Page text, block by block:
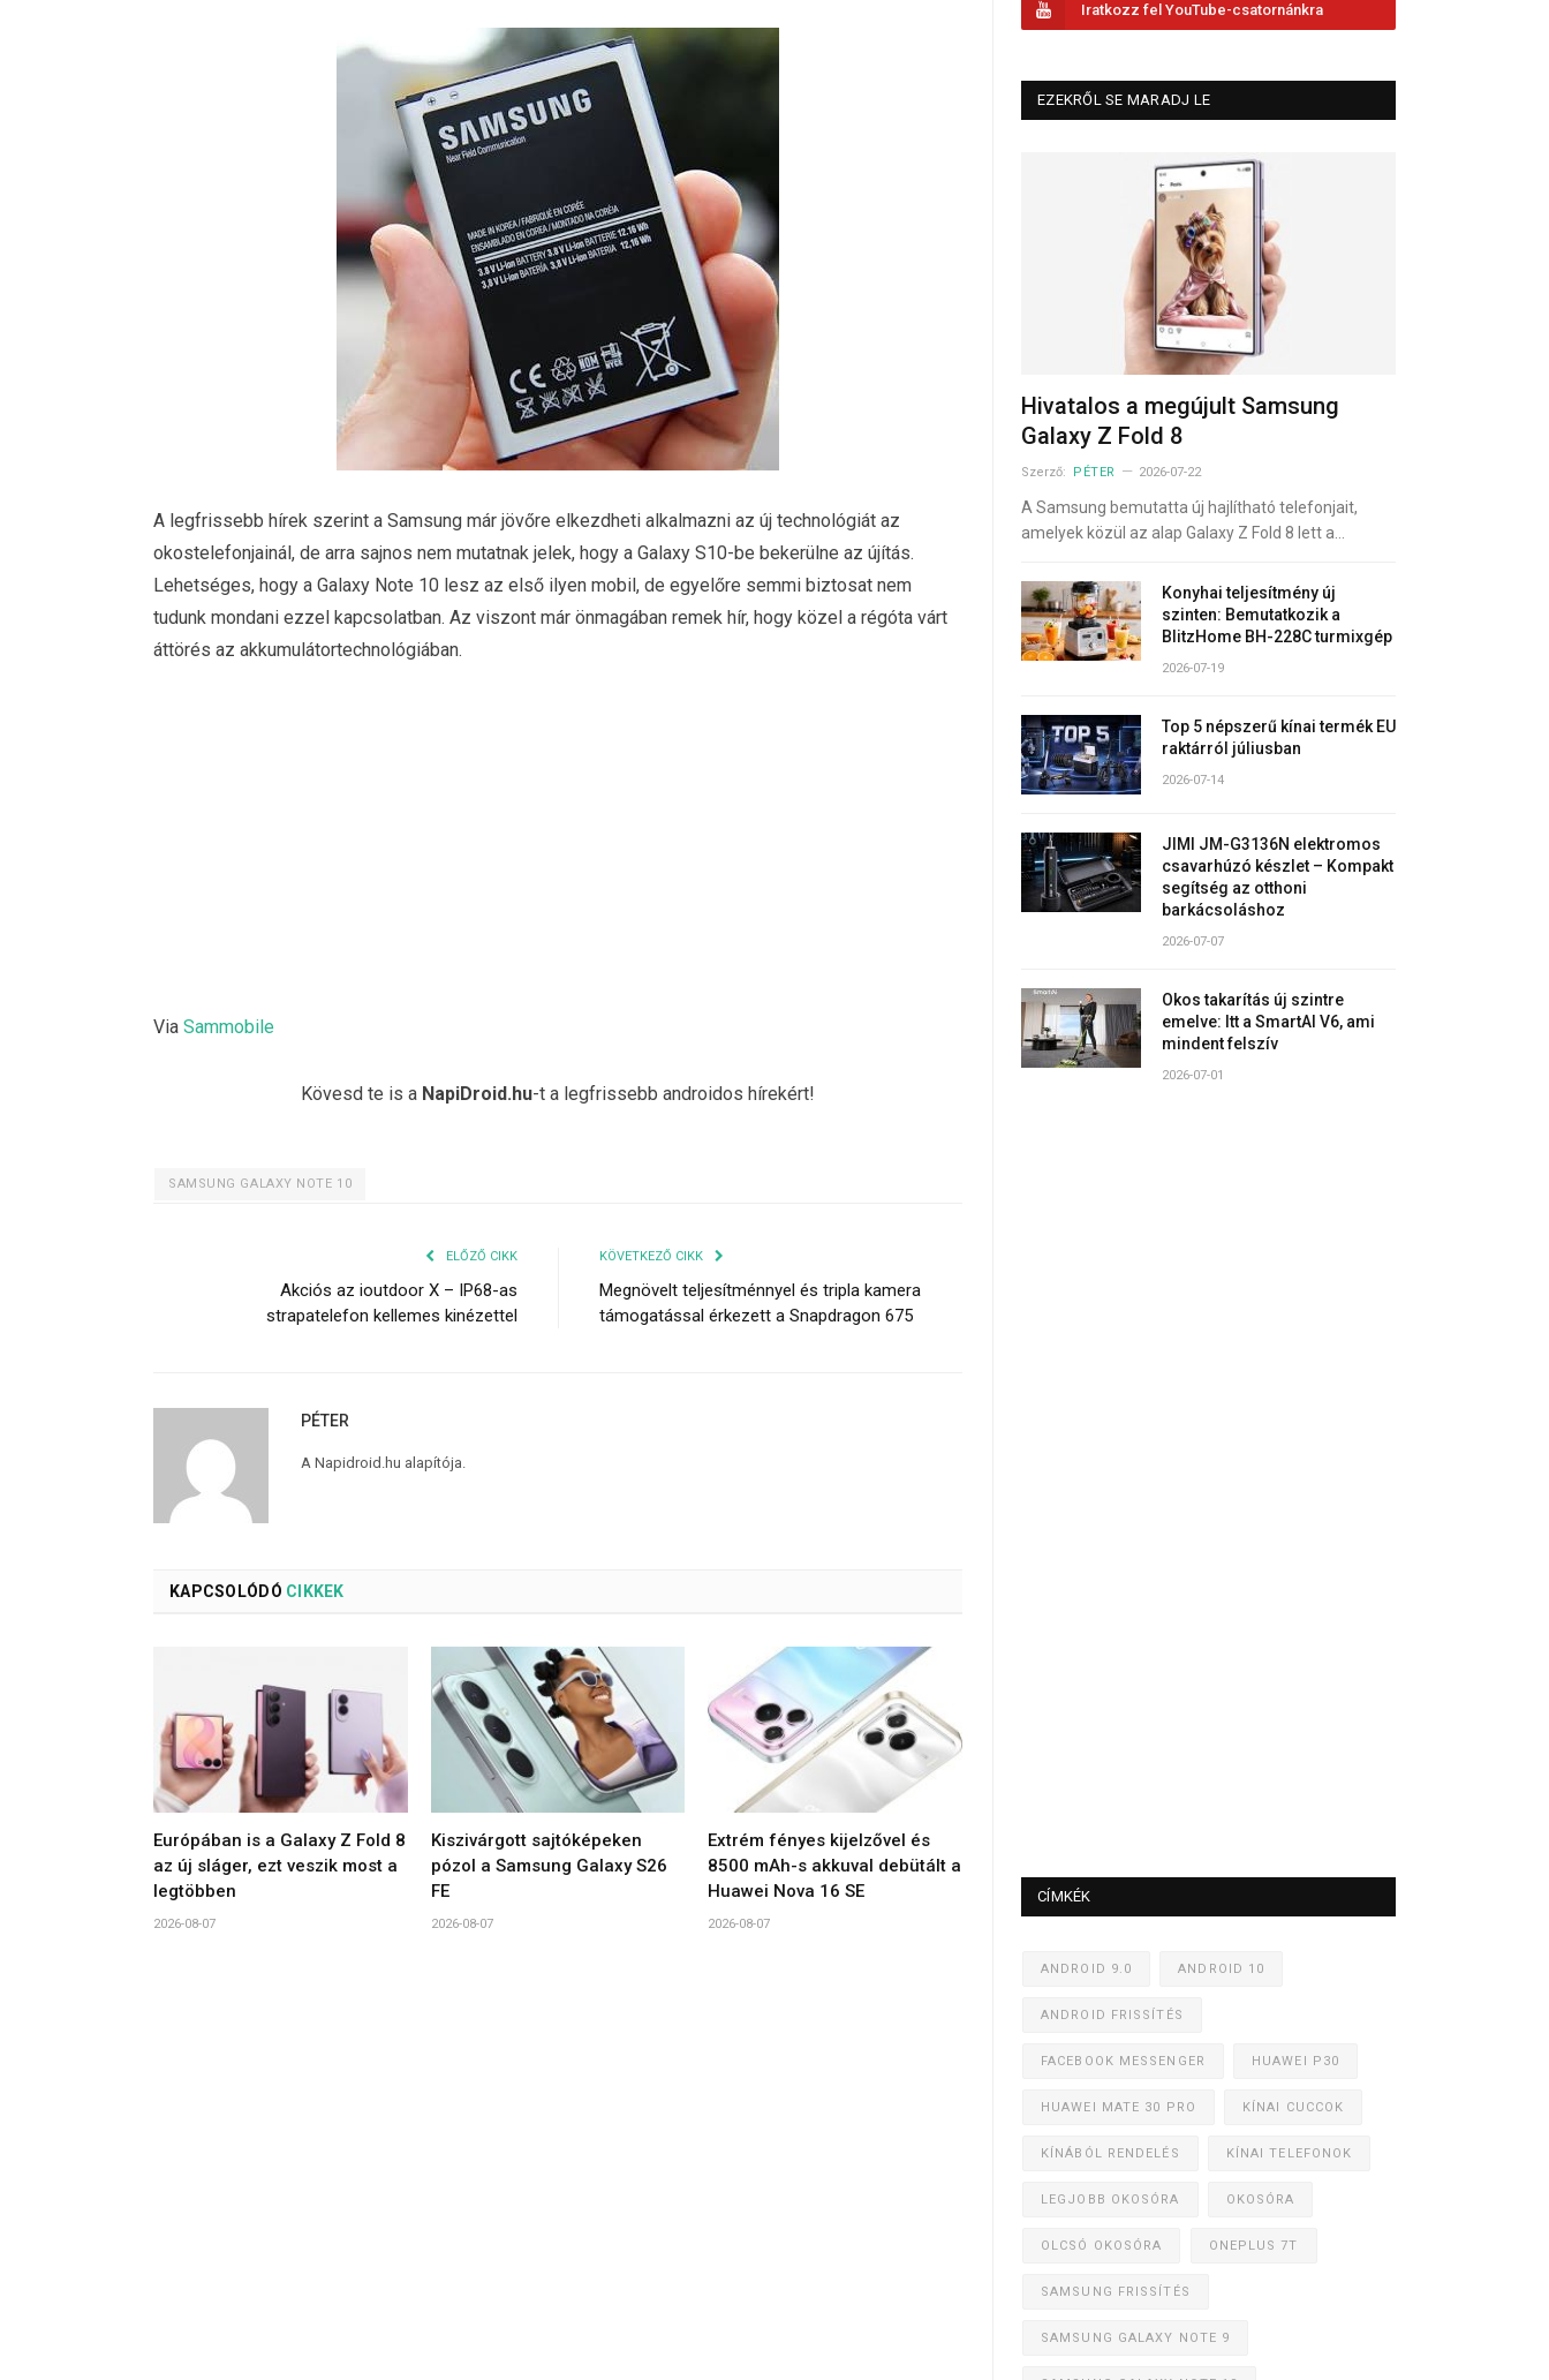
A legfrissebb hírek szerint a Samsung már jövőre elkezdheti alkalmazni az új technológiát az
okostelefonjainál, de arra sajnos nem mutatnak jelek, hogy a Galaxy S10-be bekerülne az újítás.
Lehetséges, hogy a Galaxy Note 10 lesz az első ilyen mobil, de egyelőre semmi biztosat nem
tudunk mondani ezzel kapcsolatban. Az viszont már önmagában remek hír, hogy közel a régóta várt
áttörés az akkumulátortechnológiában.
Via Sammobile
Kövesd te is a NapiDroid.hu-t a legfrissebb androidos hírekért!
SAMSUNG GALAXY NOTE 10
ELŐZŐ CIKK
Akciós az ioutdoor X – IP68-as
strapatelefon kellemes kinézettel
KÖVETKEZŐ CIKK
Megnövelt teljesítménnyel és tripla kamera
támogatással érkezett a Snapdragon 675
PÉTER
A Napidroid.hu alapítója.
KAPCSOLÓDÓ CIKKEK
Európában is a Galaxy Z Fold 8
az új sláger, ezt veszik most a
legtöbben
2026-08-07
Kiszivárgott sajtóképeken
pózol a Samsung Galaxy S26
FE
2026-08-07
Extrém fényes kijelzővel és
8500 mAh-s akkuval debütált a
Huawei Nova 16 SE
2026-08-07
Iratkozz fel YouTube-csatornánkra
EZEKRŐL SE MARADJ LE
Hivatalos a megújult Samsung
Galaxy Z Fold 8
Szerző: PÉTER 2026-07-22
A Samsung bemutatta új hajlítható telefonjait,
amelyek közül az alap Galaxy Z Fold 8 lett a…
Konyhai teljesítmény új
szinten: Bemutatkozik a
BlitzHome BH-228C turmixgép
2026-07-19
Top 5 népszerű kínai termék EU
raktárról júliusban
2026-07-14
JIMI JM-G3136N elektromos
csavarhúzó készlet – Kompakt
segítség az otthoni
barkácsoláshoz
2026-07-07
Okos takarítás új szintre
emelve: Itt a SmartAI V6, ami
mindent felszív
2026-07-01
CÍMKÉK
ANDROID 9.0 ANDROID 10
ANDROID FRISSÍTÉS
FACEBOOK MESSENGER HUAWEI P30
HUAWEI MATE 30 PRO KÍNAI CUCCOK
KÍNÁBÓL RENDELÉS KÍNAI TELEFONOK
LEGJOBB OKOSÓRA OKOSÓRA
OLCSÓ OKOSÓRA ONEPLUS 7T
SAMSUNG FRISSÍTÉS
SAMSUNG GALAXY NOTE 9